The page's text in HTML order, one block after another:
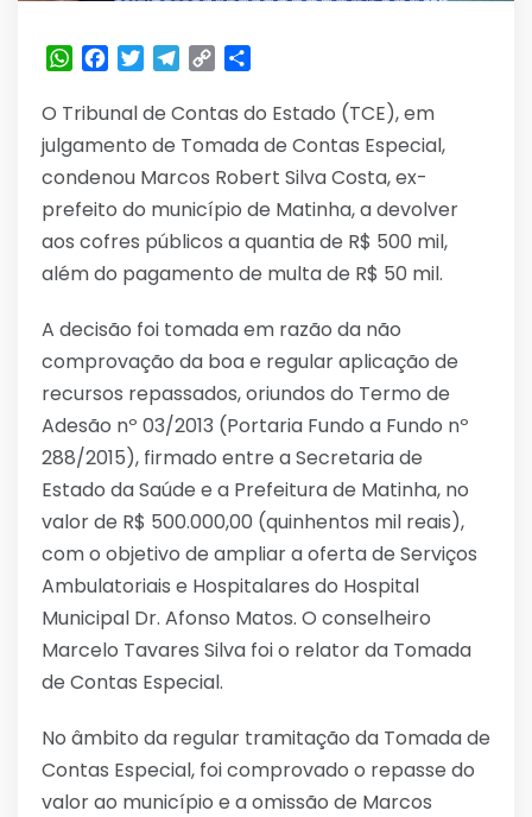
WhatsApp
Facebook
TwitterTelegram
Copy
O Tribunal de Contas do Estado (TCE), em
julgamento de Tomada de Contas Especial,
condenou Marcos Robert Silva Costa, ex-
prefeito do município de Matinha, a devolver
aos cofres públicos a quantia de R$ 500 mil,
além do pagamento de multa de R$ 50 mil.
A decisão foi tomada em razão da não
comprovação da boa e regular aplicação de
recursos repassados, oriundos do Termo de
Adesão nº 03/2013 (Portaria Fundo a Fundo nº
288/2015), firmado entre a Secretaria de
Estado da Saúde e a Prefeitura de Matinha, no
valor de R$ 500.000,00 (quinhentos mil reais),
com o objetivo de ampliar a oferta de Serviços
Ambulatoriais e Hospitalares do Hospital
Municipal Dr. Afonso Matos. O conselheiro
Marcelo Tavares Silva foi o relator da Tomada
de Contas Especial.
No âmbito da regular tramitação da Tomada de
Contas Especial, foi comprovado o repasse do
valor ao município e a omissão de Marcos